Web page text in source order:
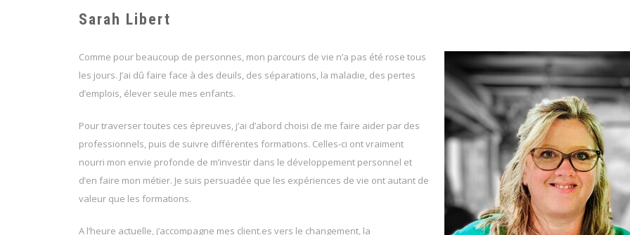
Sarah Libert
Comme pour beaucoup de personnes, mon parcours de vie n’a pas été rose tous
les jours. J’ai dû faire face à des deuils, des séparations, la maladie, des pertes
d’emplois, élever seule mes enfants.
Pour traverser toutes ces épreuves, j’ai d’abord choisi de me faire aider par des
professionnels, puis de suivre différentes formations. Celles-ci ont vraiment
nourri mon envie profonde de m’investir dans le développement personnel et
d’en faire mon métier. Je suis persuadée que les expériences de vie ont autant de
valeur que les formations.
A l’heure actuelle, j’accompagne mes client.es vers le changement, la